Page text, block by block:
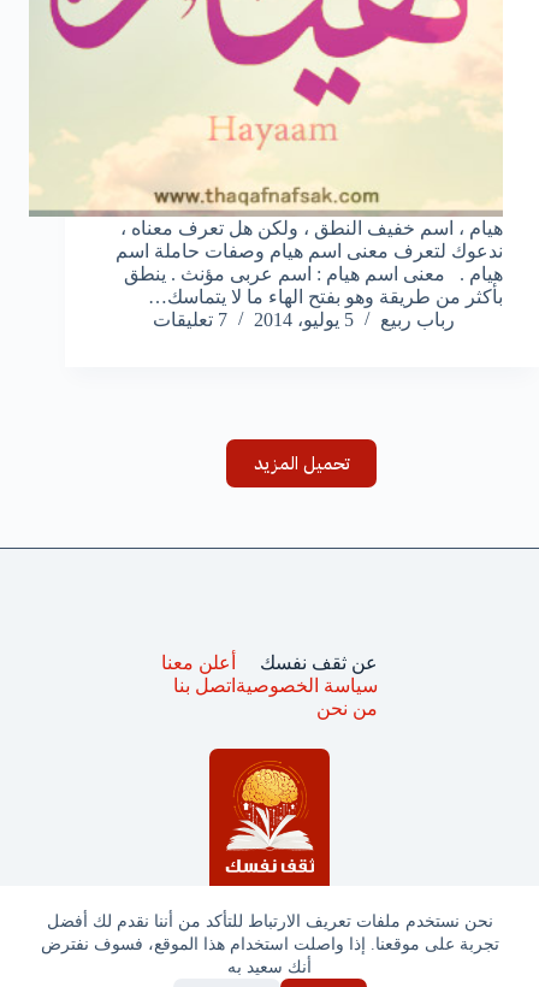
نحن نستخدم ملفات تعريف الارتباط للتأكد من أننا نقدم لك أفضل
تجربة على موقعنا. إذا واصلت استخدام هذا الموقع، فسوف نفترض
أنك سعيد به
هيام ، اسم خفيف النطق ، ولكن هل تعرف معناه ،
ندعوك لتعرف معنى اسم هيام وصفات حاملة اسم
هيام . معنى اسم هيام : اسم عربى مؤنث . ينطق
بأكثر من طريقة وهو بفتح الهاء ما لا يتماسك…
رباب ربيع
5 يوليو، 2014 7 تعليقات
تحميل المزيد
جميع الحقوق محفوظة © ثقف نفسك 2025
عن ثقف نفسك
سياسة الخصوصية
من نحن
أعلن معنا
اتصل بنا